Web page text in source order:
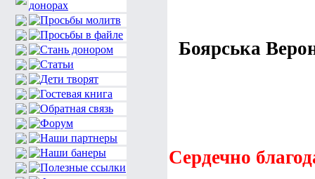
Боярська
Сердечно